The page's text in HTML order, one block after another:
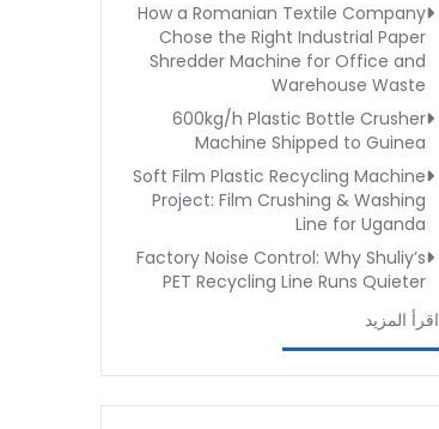
How a Romanian Textile Company
Chose the Right Industrial Paper
Shredder Machine for Office and
Warehouse Waste
600kg/h Plastic Bottle Crusher
Machine Shipped to Guinea
Soft Film Plastic Recycling Machine
Project: Film Crushing & Washing
Line for Uganda
Factory Noise Control: Why Shuliy’s
PET Recycling Line Runs Quieter
اقرأ المزيد